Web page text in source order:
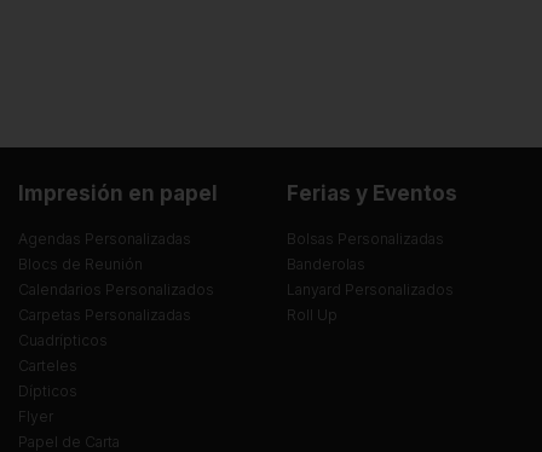
Impresión en papel
Agendas Personalizadas
Blocs de Reunión
Calendarios Personalizados
Carpetas Personalizadas
Cuadrípticos
Carteles
Dípticos
Flyer
Papel de Carta
Ferias y Eventos
Bolsas Personalizadas
Banderolas
Lanyard Personalizados
Roll Up